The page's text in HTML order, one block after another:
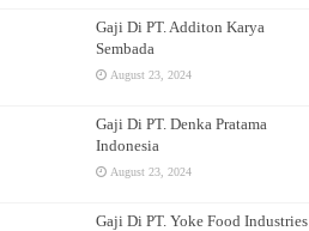
Gaji Di PT. Additon Karya
Sembada
August 23, 2024
Gaji Di PT. Denka Pratama
Indonesia
August 23, 2024
Gaji Di PT. Yoke Food Industries